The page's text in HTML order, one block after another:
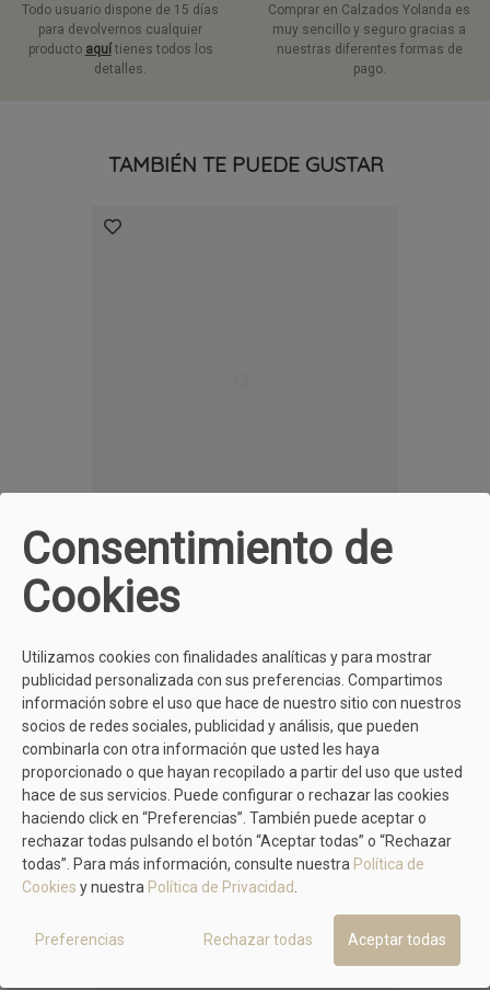
Todo usuario dispone de 15 días
para devolvernos cualquier
producto aquí tienes todos los
detalles.
Comprar en Calzados Yolanda es
muy sencillo y seguro gracias a
nuestras diferentes formas de
pago.
TAMBIÉN TE PUEDE GUSTAR
MÁS MODELOS DE LINCE
Consentimiento de
Cookies
Utilizamos cookies con finalidades analíticas y para mostrar
publicidad personalizada con sus preferencias. Compartimos
información sobre el uso que hace de nuestro sitio con nuestros
socios de redes sociales, publicidad y análisis, que pueden
combinarla con otra información que usted les haya
proporcionado o que hayan recopilado a partir del uso que usted
hace de sus servicios. Puede configurar o rechazar las cookies
haciendo click en “Preferencias”. También puede aceptar o
rechazar todas pulsando el botón “Aceptar todas” o “Rechazar
todas”. Para más información, consulte nuestra Política de
Cookies y nuestra Política de Privacidad
Preferencias Rechazar todas Aceptar todas